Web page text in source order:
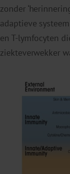
zonder
adaptieve
en T-lymfocyten
ziekteverwekker